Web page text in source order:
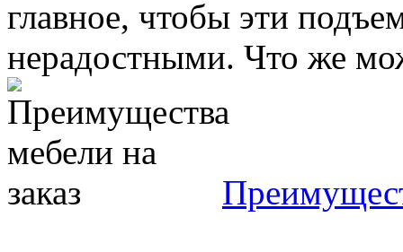
главное, чтобы эти
нерадостными. Что же